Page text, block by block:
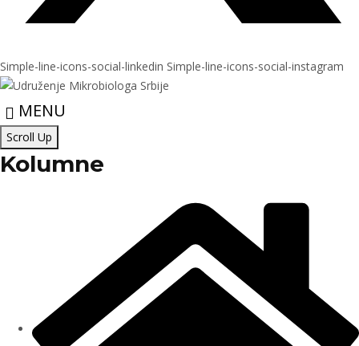
Simple-line-icons-social-linkedin Simple-line-icons-social-instagram
MENU
Scroll Up
Kolumne